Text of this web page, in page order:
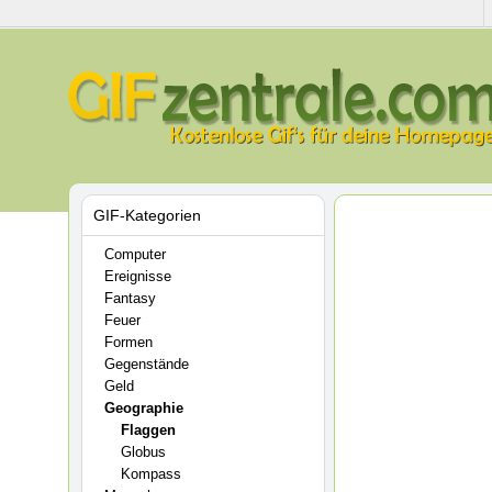
GIF-Kategorien
Computer
Ereignisse
Fantasy
Feuer
Formen
Gegenstände
Geld
Geographie
Flaggen
Globus
Kompass